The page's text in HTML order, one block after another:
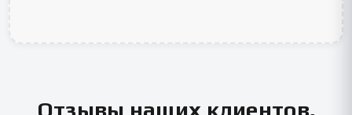
Отзывы наших клиентов,